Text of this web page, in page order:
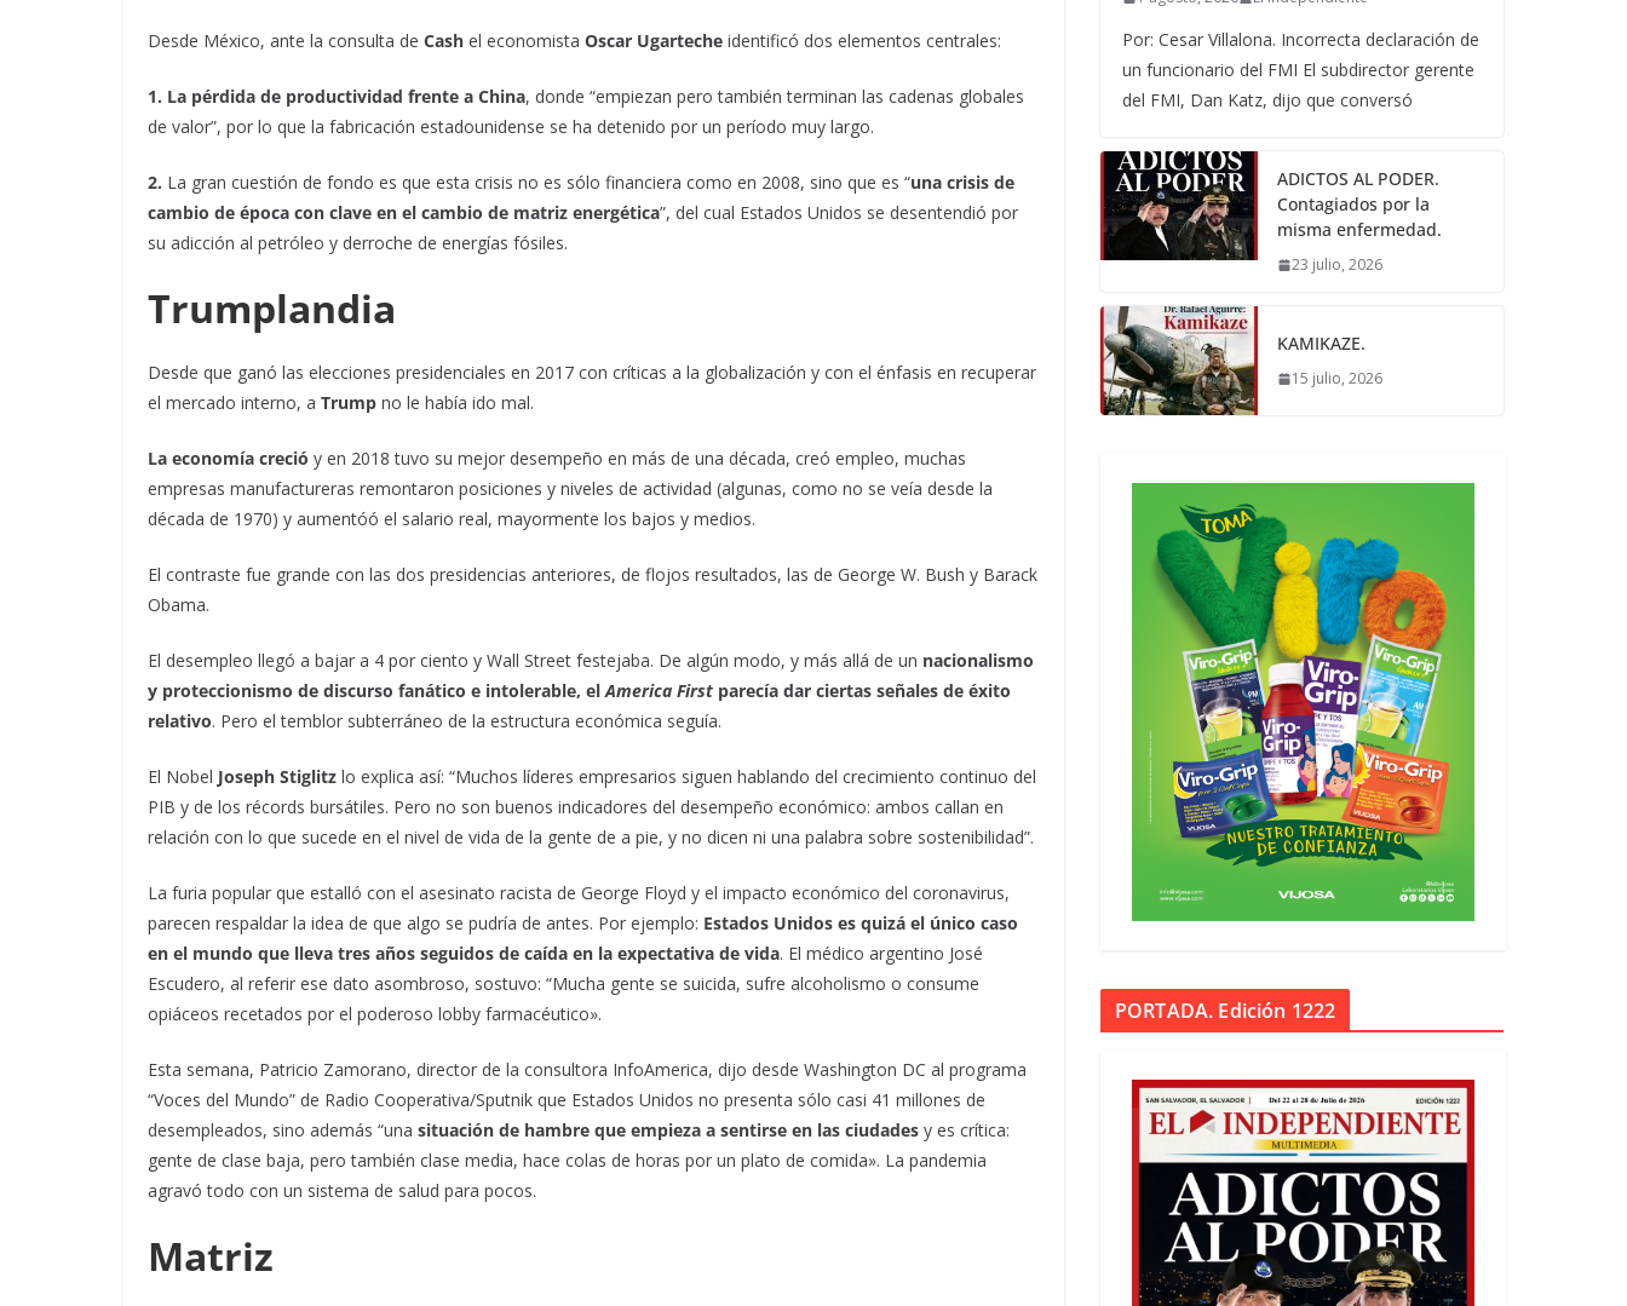
Desde México, ante la consulta de Cash el economista Oscar Ugarteche identificó dos elementos centrales:
1. La pérdida de productividad frente a China, donde “empiezan pero también terminan las cadenas globales
de valor”, por lo que la fabricación estadounidense se ha detenido por un período muy largo.
2. La gran cuestión de fondo es que esta crisis no es sólo financiera como en 2008, sino que es “una crisis de
cambio de época con clave en el cambio de matriz energética”, del cual Estados Unidos se desentendió por
su adicción al petróleo y derroche de energías fósiles.
Trumplandia
Desde que ganó las elecciones presidenciales en 2017 con críticas a la globalización y con el énfasis en recuperar
el mercado interno, a Trump no le había ido mal.
La economía creció y en 2018 tuvo su mejor desempeño en más de una década, creó empleo, muchas
empresas manufactureras remontaron posiciones y niveles de actividad (algunas, como no se veía desde la
década de 1970) y aumentóó el salario real, mayormente los bajos y medios.
El contraste fue grande con las dos presidencias anteriores, de flojos resultados, las de George W. Bush y Barack
Obama.
El desempleo llegó a bajar a 4 por ciento y Wall Street festejaba. De algún modo, y más allá de un nacionalismo
y proteccionismo de discurso fanático e intolerable, el America First parecía dar ciertas señales de éxito
relativo. Pero el temblor subterráneo de la estructura económica seguía.
El Nobel Joseph Stiglitz lo explica así: “Muchos líderes empresarios siguen hablando del crecimiento continuo del
PIB y de los récords bursátiles. Pero no son buenos indicadores del desempeño económico: ambos callan en
relación con lo que sucede en el nivel de vida de la gente de a pie, y no dicen ni una palabra sobre sostenibilidad”.
La furia popular que estalló con el asesinato racista de George Floyd y el impacto económico del coronavirus,
parecen respaldar la idea de que algo se pudría de antes. Por ejemplo: Estados Unidos es quizá el único caso
en el mundo que lleva tres años seguidos de caída en la expectativa de vida. El médico argentino José
Escudero, al referir ese dato asombroso, sostuvo: “Mucha gente se suicida, sufre alcoholismo o consume
opiáceos recetados por el poderoso lobby farmacéutico».
Esta semana, Patricio Zamorano, director de la consultora InfoAmerica, dijo desde Washington DC al programa
“Voces del Mundo” de Radio Cooperativa/Sputnik que Estados Unidos no presenta sólo casi 41 millones de
desempleados, sino además “una situación de hambre que empieza a sentirse en las ciudades y es crítica:
gente de clase baja, pero también clase media, hace colas de horas por un plato de comida». La pandemia
agravó todo con un sistema de salud para pocos.
Matriz
Por: Cesar Villalona. Incorrecta declaración de
un funcionario del FMI El subdirector gerente
del FMI, Dan Katz, dijo que conversó
ADICTOS AL PODER.
Contagiados por la
misma enfermedad.
23 julio, 2026
KAMIKAZE.
15 julio, 2026
PORTADA. Edición 1222